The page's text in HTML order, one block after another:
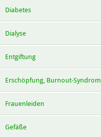
Diabetes
Dialyse
Entgiftung
Erschöpfung, Burnout-Syndrom
Frauenleiden
Gefäße